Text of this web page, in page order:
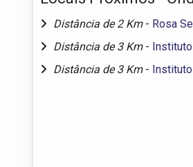
Distância de 2 Km - Rosa
Distância de 3 Km -
Distância de 3 Km -